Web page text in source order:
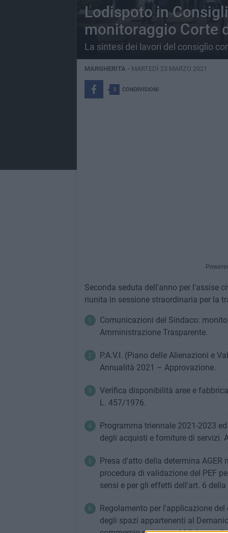
Lodispoto in
monitoraggio Corte
La sintesi dei lavori del consiglio
MARGHERITA - MARTEDÌ 23 MARZO 2021
3 CONDIVISIONI
Seconda seduta dell'anno per l'assise
riunita in sessione straordinaria per la
Comunicazioni del Sindaco:
Amministrazione Trasparente.
P.A.V.I. (Piano delle Alienazioni e
Annualità 2021 – Approvazione.
Verifica disponibilità aree e
L. 457/1976.
Programma triennale 2021-2023
degli acquisti e forniture di servizi.
Presa d'atto della determina
procedura di validazione del PEF
sensi e per gli effetti dell'art. 6
Regolamento per l'applicazione
degli spazi appartenenti al